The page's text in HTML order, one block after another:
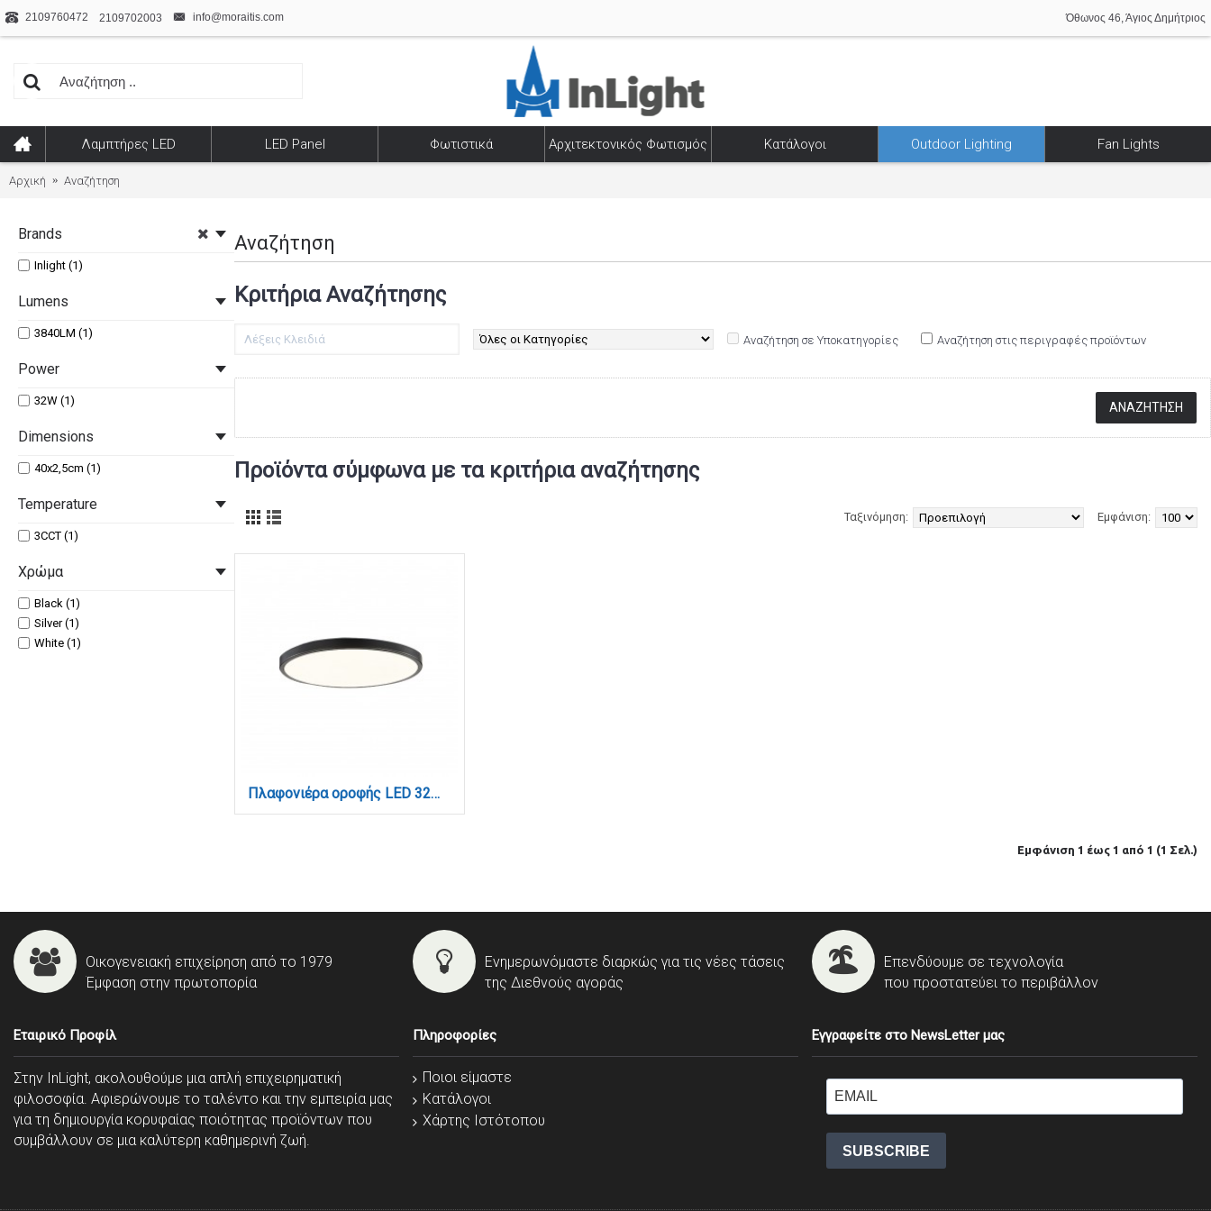
2109760472 2109702003 info@moraitis.com Όθωνος 46, Άγιος Δημήτριος
Λαμπτήρες LED LED Panel Φωτιστικά Αρχιτεκτονικός Φωτισμός Κατάλογοι Outdoor Lighting Fan Lights
Αρχική Αναζήτηση
Brands
Inlight (1)
Lumens
3840LM (1)
Power
32W (1)
Dimensions
40x2,5cm (1)
Temperature
3CCT (1)
Χρώμα
Black (1)
Silver (1)
White (1)
Αναζήτηση
Κριτήρια Αναζήτησης
Αναζήτηση σε Υποκατηγορίες Αναζήτηση στις περιγραφές προϊόντων
Προϊόντα σύμφωνα με τα κριτήρια αναζήτησης
Εμφάνιση:
Ταξινόμηση:
Πλαφονιέρα οροφής LED 32W 3CCT (by switch on base) σε μαύρη απόχρωση D:40x2,5cm (42036-C-Black)
Εμφάνιση 1 έως 1 από 1 (1 Σελ.)
Οικογενειακή επιχείρηση από το 1979
Έμφαση στην πρωτοπορία
Ενημερωνόμαστε διαρκώς για τις νέες τάσεις
της Διεθνούς αγοράς
Επενδύουμε σε τεχνολογία
που προστατεύει το περιβάλλον
Εταιρικό Προφίλ
Στην InLight, ακολουθούμε μια απλή επιχειρηματική
φιλοσοφία. Αφιερώνουμε το ταλέντο και την εμπειρία μας
για τη δημιουργία κορυφαίας ποιότητας προϊόντων που
συμβάλλουν σε μια καλύτερη καθημερινή ζωή.
Πληροφορίες
Ποιοι είμαστε
Κατάλογοι
Χάρτης Ιστότοπου
Εγγραφείτε στο NewsLetter μας
SUBSCRIBE